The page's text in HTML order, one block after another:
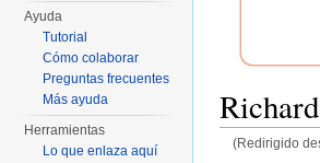
(Redirigido
Ayuda
Tutorial
Cómo colaborar
Preguntas frecuentes
Más ayuda
Herramientas
Lo que enlaza aquí